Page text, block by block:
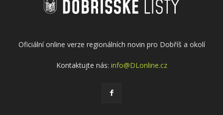
Oficiální online verze regionálních novin pro Dobříš a okolí
Kontaktujte nás: info@DLonline.cz